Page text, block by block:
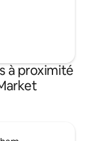
à proximité